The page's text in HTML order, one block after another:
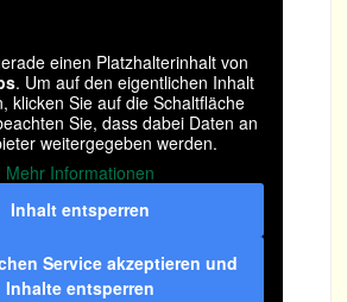
einen Platz­hal­ter­in­halt von
. Um auf den eigent­li­chen Inhalt
kli­cken Sie auf die Schalt­flä­che
Sie, dass dabei Daten an
wei­ter­ge­ge­ben werden.
Mehr Infor­ma­tio­nen
Inhalt ent­sper­ren
Ser­vice akzep­tie­ren und
Inhalte ent­sper­ren